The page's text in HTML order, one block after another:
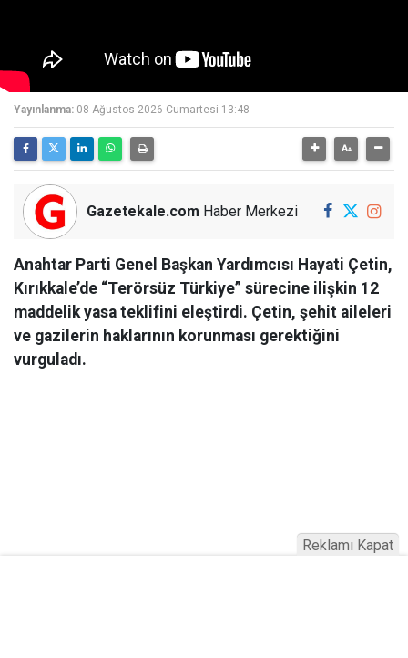
Yayınlanma: 08 Ağustos 2026 Cumartesi 13:48
Gazetekale.com Haber Merkezi
Anahtar Parti Genel Başkan Yardımcısı Hayati Çetin,
Kırıkkale’de “Terörsüz Türkiye” sürecine ilişkin 12
maddelik yasa teklifini eleştirdi. Çetin, şehit aileleri
ve gazilerin haklarının korunması gerektiğini
vurguladı.
Reklamı Kapat